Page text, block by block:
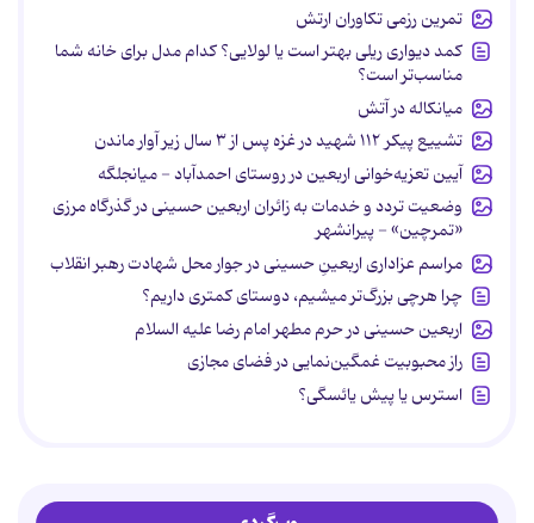
تمرین رزمی تکاوران ارتش
کمد دیواری ریلی بهتر است یا لولایی؟ کدام مدل برای خانه شما
مناسب‌تر است؟
میانکاله در آتش
تشییع پیکر ۱۱۲ شهید در غزه پس از ۳ سال زیر آوار ماندن
آیین تعزیه‌خوانی اربعین در روستای احمدآباد - میانجلگه
وضعیت تردد و خدمات به زائران اربعین حسینی در گذرگاه مرزی
«تمرچین» - پیرانشهر
مراسم عزاداری اربعینِ حسینی در جوار محل شهادت رهبر انقلاب
چرا هرچی بزرگ‌تر میشیم، دوستای کمتری داریم؟
اربعین حسینی در حرم مطهر امام رضا علیه السلام
راز محبوبیت غمگین‌نمایی در فضای مجازی
استرس یا پیش یائسگی؟